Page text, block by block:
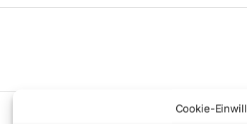
Cookie-